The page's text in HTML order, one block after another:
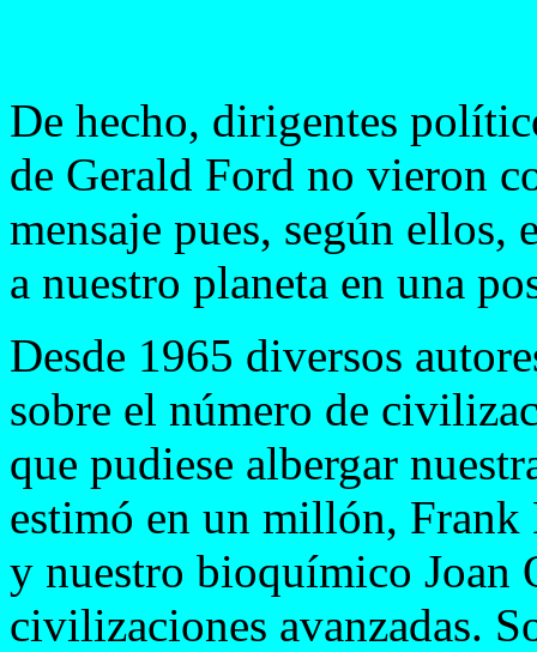
De hecho, dirigentes
de Gerald Ford no vieron
mensaje pues, según ellos,
a nuestro planeta en una
Desde 1965 diversos
sobre el número de
que pudiese albergar
estimó en un millón, Frank
y nuestro bioquímico Joan
civilizaciones avanzadas.